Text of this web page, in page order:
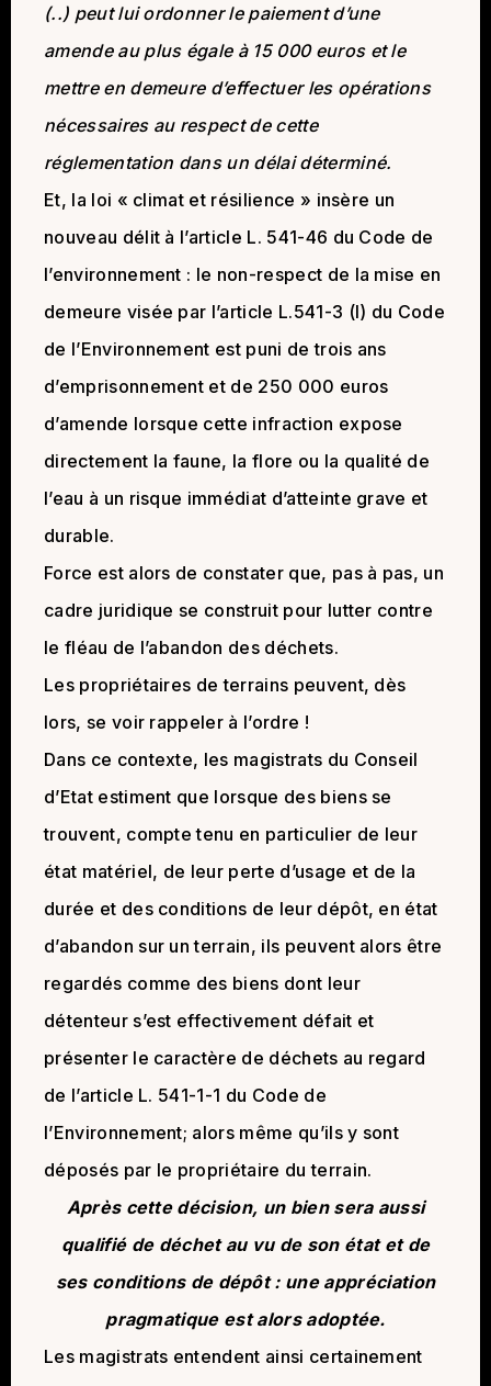
(..) peut lui ordonner le paiement d’une
amende au plus égale à 15 000 euros et le
mettre en demeure d’effectuer les opérations
nécessaires au respect de cette
réglementation dans un délai déterminé.
Et, la loi « climat et résilience » insère un
nouveau délit à l’article L. 541-46 du Code de
l’environnement : le non-respect de la mise en
demeure visée par l’article L.541-3 (I) du Code
de l’Environnement est puni de trois ans
d’emprisonnement et de 250 000 euros
d’amende lorsque cette infraction expose
directement la faune, la flore ou la qualité de
l’eau à un risque immédiat d’atteinte grave et
durable.
Force est alors de constater que, pas à pas, un
cadre juridique se construit pour lutter contre
le fléau de l’abandon des déchets.
Les propriétaires de terrains peuvent, dès
lors, se voir rappeler à l’ordre !
Dans ce contexte, les magistrats du Conseil
d’Etat estiment que lorsque des biens se
trouvent, compte tenu en particulier de leur
état matériel, de leur perte d’usage et de la
durée et des conditions de leur dépôt, en état
d’abandon sur un terrain, ils peuvent alors être
regardés comme des biens dont leur
détenteur s’est effectivement défait et
présenter le caractère de déchets au regard
de l’article L. 541-1-1 du Code de
l’Environnement; alors même qu’ils y sont
déposés par le propriétaire du terrain.
Après cette décision, un bien sera aussi
qualifié de déchet au vu de son état et de
ses conditions de dépôt : une appréciation
pragmatique est alors adoptée.
Les magistrats entendent ainsi certainement